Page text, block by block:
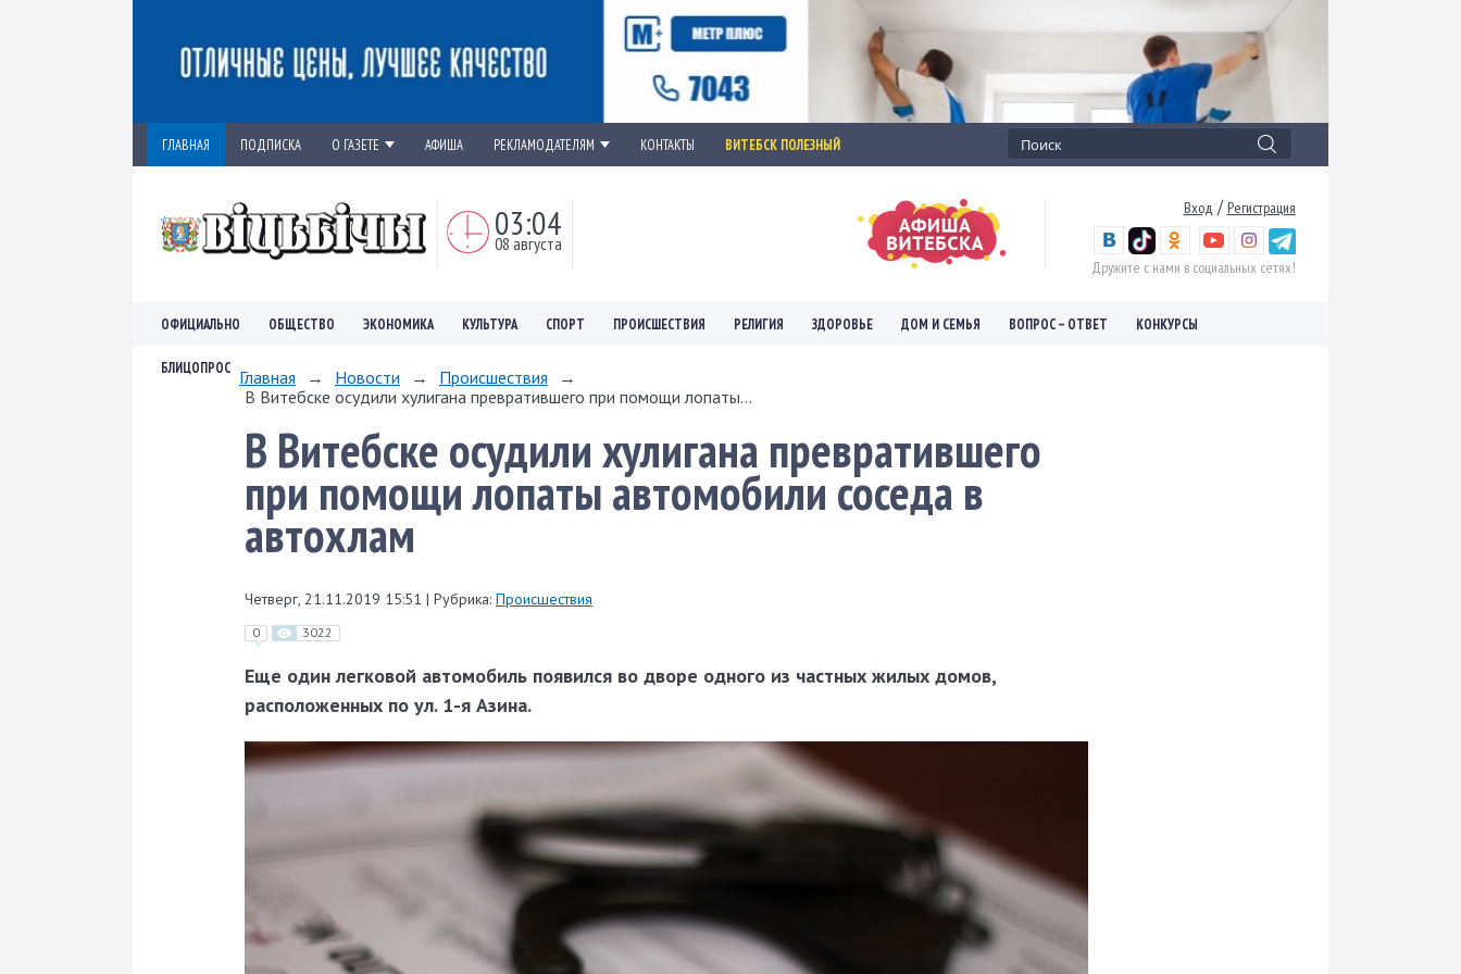
ГЛАВНАЯ ПОДПИСКА О ГАЗЕТЕ АФИША РЕКЛАМОДАТЕЛЯМ КОНТАКТЫ ВИТЕБСК ПОЛЕЗНЫЙ
03:04
08 августа
Вход / Регистрация
Дружите с нами в социальных сетях!
ОФИЦИАЛЬНО ОБЩЕСТВО ЭКОНОМИКА КУЛЬТУРА СПОРТ ПРОИСШЕСТВИЯ РЕЛИГИЯ ЗДОРОВЬЕ ДОМ И СЕМЬЯ ВОПРОС – ОТВЕТ КОНКУРСЫ
БЛИЦОПРОС Главная → Новости → Происшествия
→
В Витебске осудили хулигана превратившего при помощи лопаты...
В Витебске осудили хулигана превратившего
при помощи лопаты автомобили соседа в
автохлам
Четверг, 21.11.2019 15:51 | Рубрика: Происшествия
0 3022
Еще один легковой автомобиль появился во дворе одного из частных жилых домов,
расположенных по ул. 1-я Азина.